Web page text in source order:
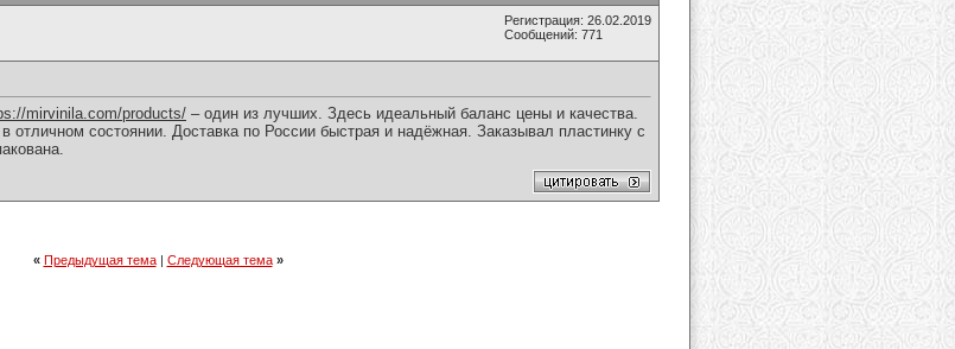
Регистрация: 26.02.2019
Сообщений: 771
mirvinila.com/products/ – один из лучших. Здесь идеальный баланс цены и качества.
отличном состоянии. Доставка по России быстрая и надёжная. Заказывал пластинку с
« Предыдущая тема| Следующая тема »